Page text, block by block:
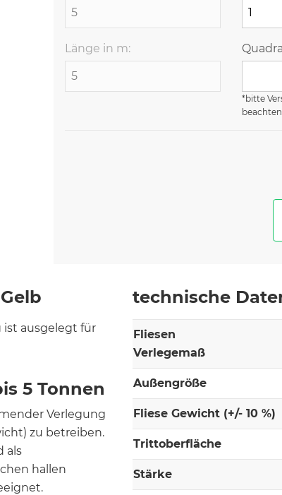
Länge in m:
*bitte
beachten
ist ausgelegt für
5 Tonnen
Verlegung
zu betreiben.
als
hallen
technische
Fliesen
Verlegemaß
Außengröße
Fliese Gewicht (+/- 10 %)
Trittoberfläche
Stärke